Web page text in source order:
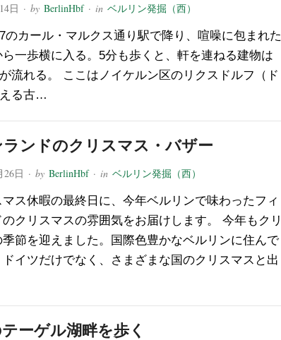
日 · by BerlinHbf· in ベルリン発掘（西）
のカール・マルクス通り駅で降り、喧噪に包まれた
ら一歩横に入る。5分も歩くと、軒を連ねる建物は
流れる。 ここはノイケルン区のリクスドルフ（ド
る古…
ランドのクリスマス・バザー
26日 · by BerlinHbf· in ベルリン発掘（西）
ス休暇の最終日に、今年ベルリンで味わったフィ
のクリスマスの雰囲気をお届けします。 今年もクリ
季節を迎えました。国際色豊かなベルリンに住んで
ドイツだけでなく、さまざまな国のクリスマスと出
ーゲル湖畔を歩く